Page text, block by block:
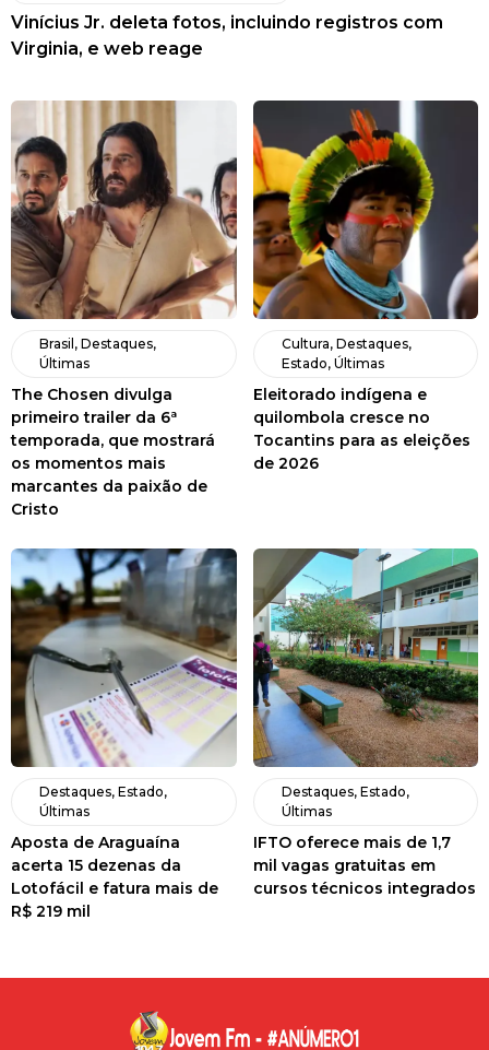
Vinícius Jr. deleta fotos, incluindo registros com
Virginia, e web reage
Brasil , Destaques,
Últimas
The Chosen divulga
primeiro trailer da 6ª
temporada, que mostrará
os momentos mais
marcantes da paixão de
Cristo
Cultura, Destaques,
Estado, Últimas
Eleitorado indígena e
quilombola cresce no
Tocantins para as eleições
de 2026
Destaques, Estado,
Últimas
Aposta de Araguaína
acerta 15 dezenas da
Lotofácil e fatura mais de
R$ 219 mil
Destaques, Estado,
Últimas
IFTO oferece mais de 1,7
mil vagas gratuitas em
cursos técnicos integrados